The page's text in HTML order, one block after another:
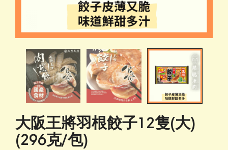
大阪王將羽根餃子12隻(大)
(296克/包)